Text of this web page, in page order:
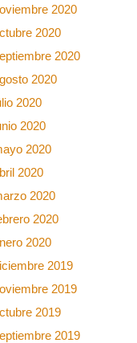
2020
2020
2020
2020
2020
2020
2020
2020
2020
2020
2020
2019
2019
2019
2019